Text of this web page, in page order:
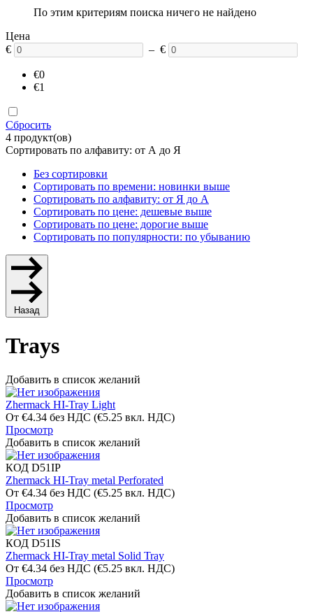
По этим критериям поиска ничего не найдено
Цена
€
– €
€0
€1
Сбросить
4 продукт(ов)
Сортировать по алфавиту: от А до Я
Без сортировки
Сортировать по времени: новинки выше
Сортировать по алфавиту: от Я до А
Сортировать по цене: дешевые выше
Сортировать по цене: дорогие выше
Сортировать по популярности: по убыванию
Назад
Trays
Добавить в список желаний
Zhermack HI-Tray Light
От €4.34 без НДС (€5.25 вкл. НДС)
Просмотр
Добавить в список желаний
КОД D51IP
Zhermack HI-Tray metal Perforated
От €4.34 без НДС (€5.25 вкл. НДС)
Просмотр
Добавить в список желаний
КОД D51IS
Zhermack HI-Tray metal Solid Tray
От €4.34 без НДС (€5.25 вкл. НДС)
Просмотр
Добавить в список желаний